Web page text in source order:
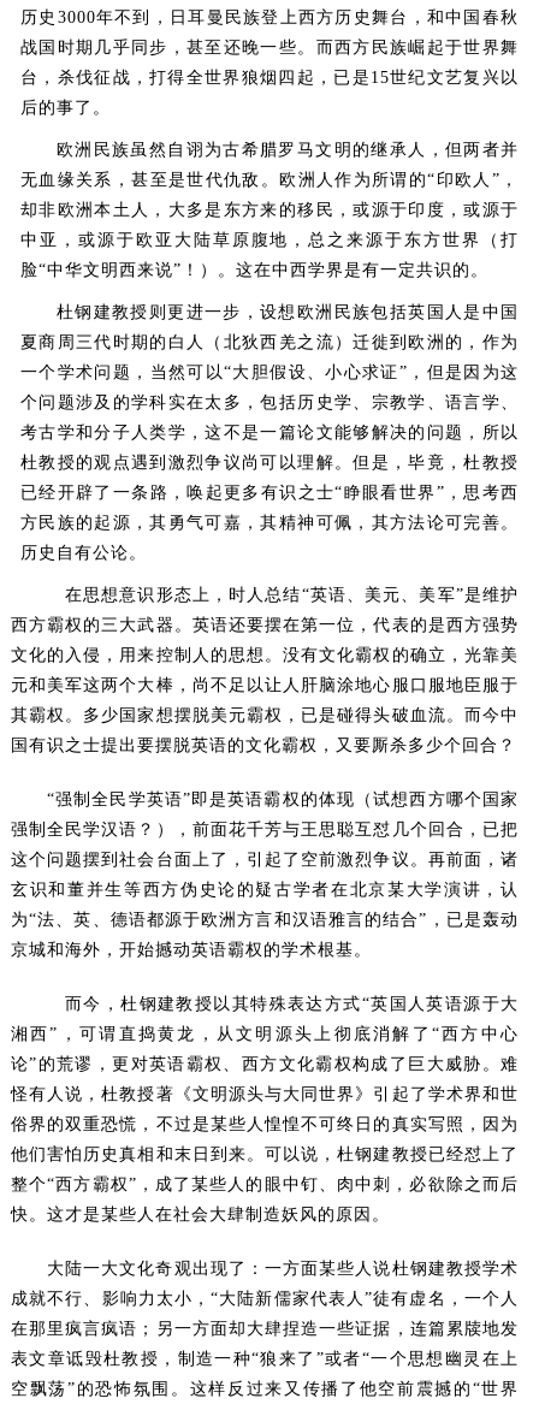
历史3000年不到，日耳曼民族登上西方历史舞台，和中国春秋
战国时期几乎同步，甚至还晚一些。而西方民族崛起于世界舞
台，杀伐征战，打得全世界狼烟四起，已是15世纪文艺复兴以
后的事了。
欧洲民族虽然自诩为古希腊罗马文明的继承人，但两者并
无血缘关系，甚至是世代仇敌。欧洲人作为所谓的“印欧人”，
却非欧洲本土人，大多是东方来的移民，或源于印度，或源于
中亚，或源于欧亚大陆草原腹地，总之来源于东方世界（打
脸“中华文明西来说”！）。这在中西学界是有一定共识的。
杜钢建教授则更进一步，设想欧洲民族包括英国人是中国
夏商周三代时期的白人（北狄西羌之流）迁徙到欧洲的，作为
一个学术问题，当然可以“大胆假设、小心求证”，但是因为这
个问题涉及的学科实在太多，包括历史学、宗教学、语言学、
考古学和分子人类学，这不是一篇论文能够解决的问题，所以
杜教授的观点遇到激烈争议尚可以理解。但是，毕竟，杜教授
已经开辟了一条路，唤起更多有识之士“睁眼看世界”，思考西
方民族的起源，其勇气可嘉，其精神可佩，其方法论可完善。
历史自有公论。
在思想意识形态上，时人总结“英语、美元、美军”是维护
西方霸权的三大武器。英语还要摆在第一位，代表的是西方强势
文化的入侵，用来控制人的思想。没有文化霸权的确立，光靠美
元和美军这两个大棒，尚不足以让人肝脑涂地心服口服地臣服于
其霸权。多少国家想摆脱美元霸权，已是碰得头破血流。而今中
国有识之士提出要摆脱英语的文化霸权，又要厮杀多少个回合？
“强制全民学英语”即是英语霸权的体现（试想西方哪个国家
强制全民学汉语？），前面花千芳与王思聪互怼几个回合，已把
这个问题摆到社会台面上了，引起了空前激烈争议。再前面，诸
玄识和董并生等西方伪史论的疑古学者在北京某大学演讲，认
为“法、英、德语都源于欧洲方言和汉语雅言的结合”，已是轰动
京城和海外，开始撼动英语霸权的学术根基。
而今，杜钢建教授以其特殊表达方式“英国人英语源于大
湘西”，可谓直捣黄龙，从文明源头上彻底消解了“西方中心
论”的荒谬，更对英语霸权、西方文化霸权构成了巨大威胁。难
怪有人说，杜教授著《文明源头与大同世界》引起了学术界和世
俗界的双重恐慌，不过是某些人惶惶不可终日的真实写照，因为
他们害怕历史真相和末日到来。可以说，杜钢建教授已经怼上了
整个“西方霸权”，成了某些人的眼中钉、肉中刺，必欲除之而后
快。这才是某些人在社会大肆制造妖风的原因。
大陆一大文化奇观出现了：一方面某些人说杜钢建教授学术
成就不行、影响力太小，“大陆新儒家代表人”徒有虚名，一个人
在那里疯言疯语；另一方面却大肆捏造一些证据，连篇累牍地发
表文章诋毁杜教授，制造一种“狼来了”或者“一个思想幽灵在上
空飘荡”的恐怖氛围。这样反过来又传播了他空前震撼的“世界